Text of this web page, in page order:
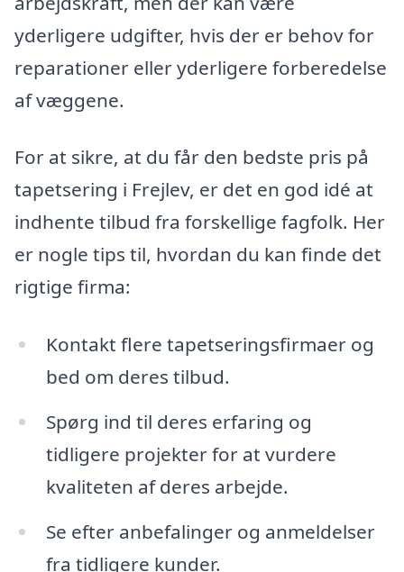
yderligere udgifter, hvis der er behov for
reparationer eller yderligere forberedelse
af væggene.
For at sikre, at du får den bedste pris på
tapetsering i Frejlev, er det en god idé at
indhente tilbud fra forskellige fagfolk. Her
er nogle tips til, hvordan du kan finde det
rigtige firma:
Kontakt flere tapetseringsfirmaer og
bed om deres tilbud.
Spørg ind til deres erfaring og
tidligere projekter for at vurdere
kvaliteten af deres arbejde.
Se efter anbefalinger og anmeldelser
fra tidligere kunder.